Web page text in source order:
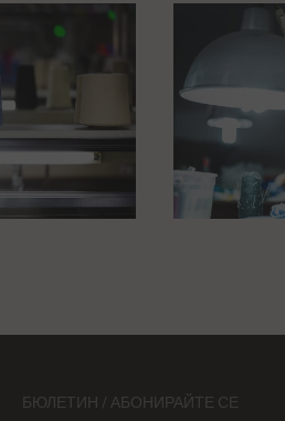
БЮЛЕТИН / АБОНИРАЙТЕ СЕ